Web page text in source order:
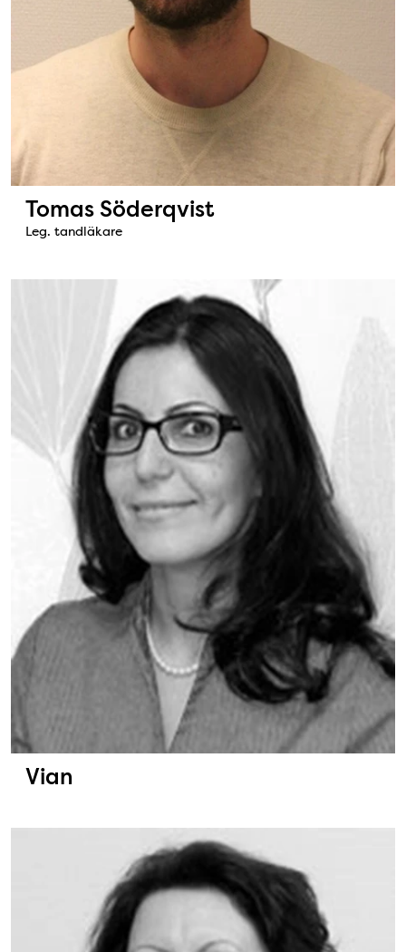
Tomas Söderqvist
Leg. tandläkare
Vian